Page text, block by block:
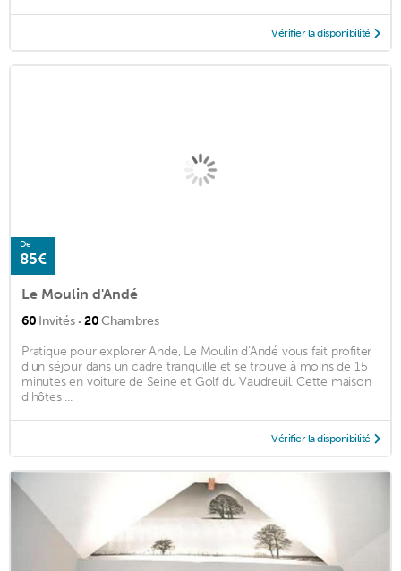
Vérifier la disponibilité
De
85€
Le Moulin d'Andé
60 Invités · 20Chambres
Pratique pour explorer Ande, Le Moulin d'Andé vous fait profiter
d'un séjour dans un cadre tranquille et se trouve à moins de 15
minutes en voiture de Seine et Golf du Vaudreuil. Cette maison
d'hôtes ...
Vérifier la disponibilité